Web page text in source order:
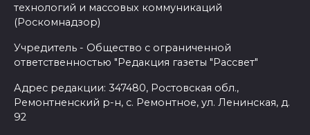
технологий и массовых коммуникаций
(Роскомнадзор)
Учредитель - Общество с ограниченной
ответственностью "Редакция газеты "Рассвет"
Адрес редакции: 347480, Ростовская обл.,
Ремонтненский р-н, с. Ремонтное, ул. Ленинская, д.
92